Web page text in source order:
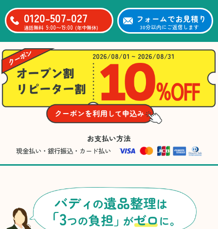
0120-507-027
通話無料 9:00〜19:00 (年中無休)
フォームでお見積り
30分以内にご返信します
2026/08/01 ~ 2026/08/31
お支払い方法
現金払い・銀行振込・カード払い